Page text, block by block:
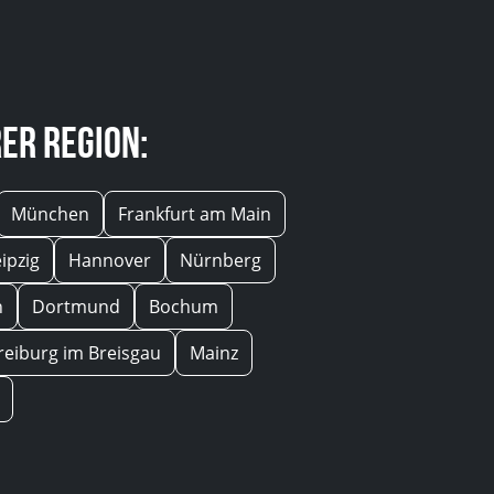
Region:
München
Frankfurt am Main
Hannover
Nürnberg
Dortmund
Bochum
im Breisgau
Mainz